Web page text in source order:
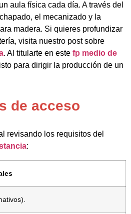
aula física cada día. A través del
el mecanizado y la
madera. Si quieres profundizar
visita nuestro post sobre
. Al titularte en este fp medio de
para dirigir la producción de un
de acceso
revisando los requisitos del
: